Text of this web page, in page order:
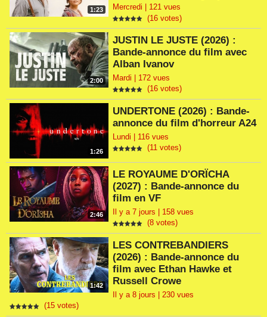
1:23
Mercredi | 121 vues
(16 votes)
2:00
JUSTIN LE JUSTE (2026) :
Bande-annonce du film avec
Alban Ivanov
Mardi | 172 vues
(16 votes)
1:26
UNDERTONE (2026) : Bande-
annonce du film d'horreur A24
Lundi | 116 vues
(11 votes)
2:46
LE ROYAUME D'ORÏCHA
(2027) : Bande-annonce du
film en VF
Il y a 7 jours | 158 vues
(8 votes)
1:42
LES CONTREBANDIERS
(2026) : Bande-annonce du
film avec Ethan Hawke et
Russell Crowe
Il y a 8 jours | 230 vues
(15 votes)